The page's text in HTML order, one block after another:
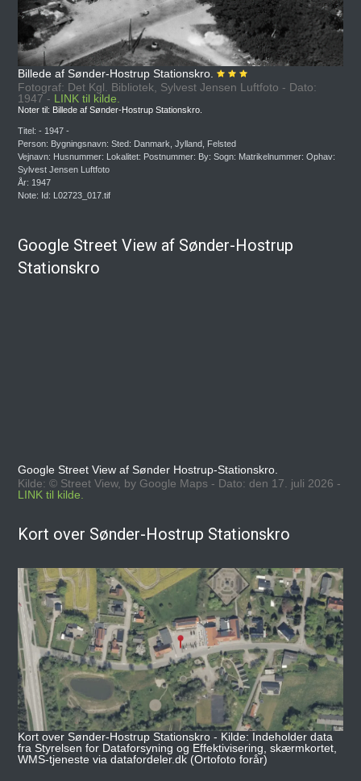
Billede af Sønder-Hostrup Stationskro.
Fotograf: Det Kgl. Bibliotek, Sylvest Jensen Luftfoto - Dato:
1947 - LINK til kilde.
Noter til: Billede af Sønder-Hostrup Stationskro.
Titel: - 1947 -
Person: Bygningsnavn: Sted: Danmark, Jylland, Felsted
Vejnavn: Husnummer: Lokalitet: Postnummer: By: Sogn: Matrikelnummer: Ophav:
Sylvest Jensen Luftfoto
År: 1947
Note: Id: L02723_017.tif
Google Street View af Sønder-Hostrup
Stationskro
Google Street View af Sønder Hostrup-Stationskro.
Kilde: © Street View, by Google Maps - Dato: den 17. juli 2026 -
LINK til kilde.
Kort over Sønder-Hostrup Stationskro
Kort over Sønder-Hostrup Stationskro - Kilde: Indeholder data
fra Styrelsen for Dataforsyning og Effektivisering, skærmkortet,
WMS-tjeneste via datafordeler.dk (Ortofoto forår)